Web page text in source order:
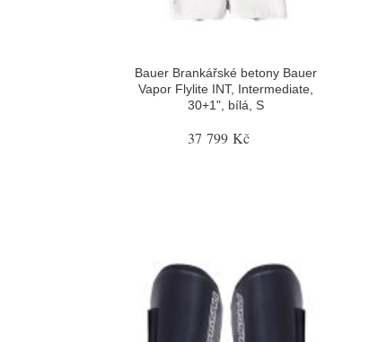
Bauer Brankářské betony Bauer
Vapor Flylite INT, Intermediate,
30+1", bílá, S
37 799 Kč